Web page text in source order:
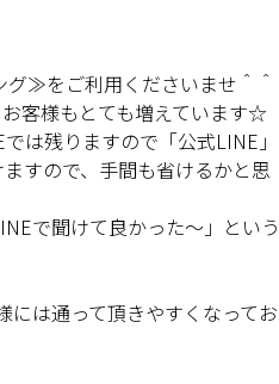
グ≫をご利用くださいませ＾＾
客様もとても増えています☆
では残りますので「公式LINE 」
すので、手間も省けるかと思
で聞けて良かった～」という
には通って頂きやすくなってお